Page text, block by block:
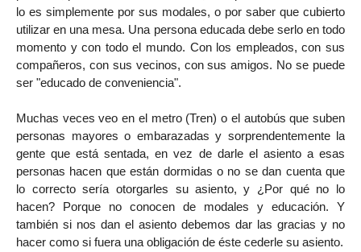
lo es simplemente por sus modales, o por saber que cubierto
utilizar en una mesa. Una persona educada debe serlo en todo
momento y con todo el mundo. Con los empleados, con sus
compañeros, con sus vecinos, con sus amigos. No se puede
ser "educado de conveniencia".
Muchas veces veo en el metro (Tren) o el autobús que suben
personas mayores o embarazadas y sorprendentemente la
gente que está sentada, en vez de darle el asiento a esas
personas hacen que están dormidas o no se dan cuenta que
lo correcto sería otorgarles su asiento, y ¿Por qué no lo
hacen? Porque no conocen de modales y educación. Y
también si nos dan el asiento debemos dar las gracias y no
hacer como si fuera una obligación de éste cederle su asiento.